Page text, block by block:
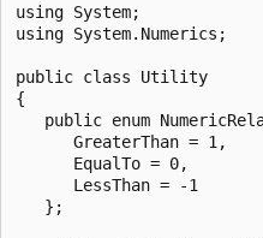
using System;
using System.Numerics;
public class Utility
{
public enum
      GreaterThan = 1,
      EqualTo = 0,
      LessThan = -1
   };